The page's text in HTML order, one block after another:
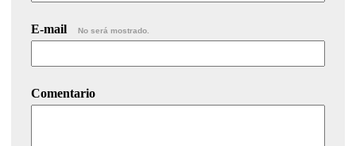
E-mail No será mostrado.
Comentario